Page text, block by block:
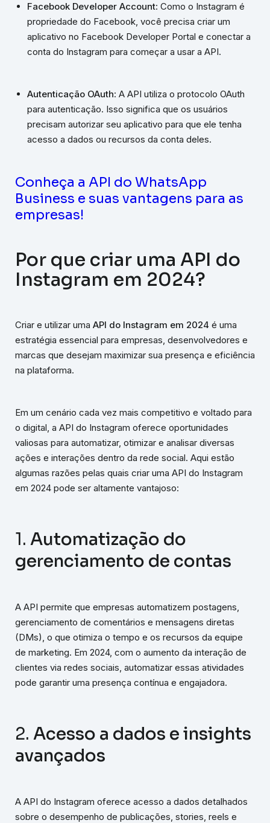
Facebook Developer Account: Como o Instagram é
propriedade do Facebook, você precisa criar um
aplicativo no Facebook Developer Portal e conectar a
conta do Instagram para começar a usar a API.
Autenticação OAuth: A API utiliza o protocolo OAuth
para autenticação. Isso significa que os usuários
precisam autorizar seu aplicativo para que ele tenha
acesso a dados ou recursos da conta deles.
Conheça a API do WhatsApp
Business e suas vantagens para as
empresas!
Por que criar uma API do
Instagram em 2024?
Criar e utilizar uma API do Instagram em 2024 é uma
estratégia essencial para empresas, desenvolvedores e
marcas que desejam maximizar sua presença e eficiência
na plataforma.
Em um cenário cada vez mais competitivo e voltado para
o digital, a API do Instagram oferece oportunidades
valiosas para automatizar, otimizar e analisar diversas
ações e interações dentro da rede social. Aqui estão
algumas razões pelas quais criar uma API do Instagram
em 2024 pode ser altamente vantajoso:
1. Automatização do
gerenciamento de contas
A API permite que empresas automatizem postagens,
gerenciamento de comentários e mensagens diretas
(DMs), o que otimiza o tempo e os recursos da equipe
de marketing. Em 2024, com o aumento da interação de
clientes via redes sociais, automatizar essas atividades
pode garantir uma presença contínua e engajadora.
2. Acesso a dados e insights
avançados
A API do Instagram oferece acesso a dados detalhados
sobre o desempenho de publicações, stories, reels e